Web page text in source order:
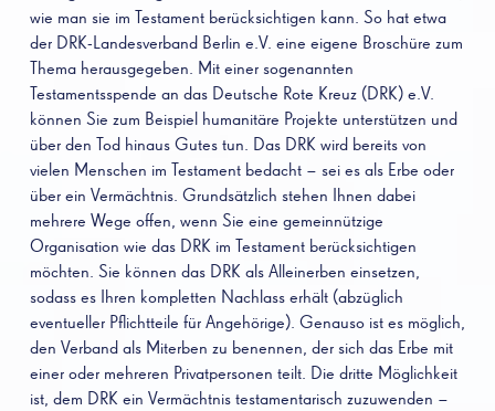
wie man sie im Testament berücksichtigen kann. So hat etwa
der DRK-Landesverband Berlin e.V. eine eigene Broschüre zum
Thema herausgegeben. Mit einer sogenannten
Testamentsspende an das Deutsche Rote Kreuz (DRK) e.V.
können Sie zum Beispiel humanitäre Projekte unterstützen und
über den Tod hinaus Gutes tun. Das DRK wird bereits von
vielen Menschen im Testament bedacht – sei es als Erbe oder
über ein Vermächtnis. Grundsätzlich stehen Ihnen dabei
mehrere Wege offen, wenn Sie eine gemeinnützige
Organisation wie das DRK im Testament berücksichtigen
möchten. Sie können das DRK als Alleinerben einsetzen,
sodass es Ihren kompletten Nachlass erhält (abzüglich
eventueller Pflichtteile für Angehörige). Genauso ist es möglich,
den Verband als Miterben zu benennen, der sich das Erbe mit
einer oder mehreren Privatpersonen teilt. Die dritte Möglichkeit
ist, dem DRK ein Vermächtnis testamentarisch zuzuwenden –